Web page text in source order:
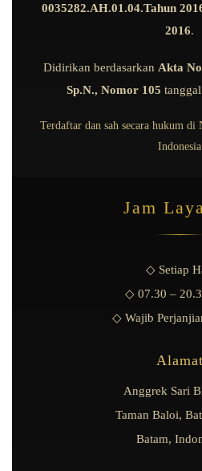
0035282.AH.01.04.Tahun
2016.
Didirikan berdasarkan Akta
Sp.N., Nomor 105 tanggal
Terdaftar dan sah secara hukum di
Indonesia
Jam
◇ Setiap
◇ 07.30 –
◇ Wajib
Alamat
Anggrek Sari
Taman Baloi,
Batam,